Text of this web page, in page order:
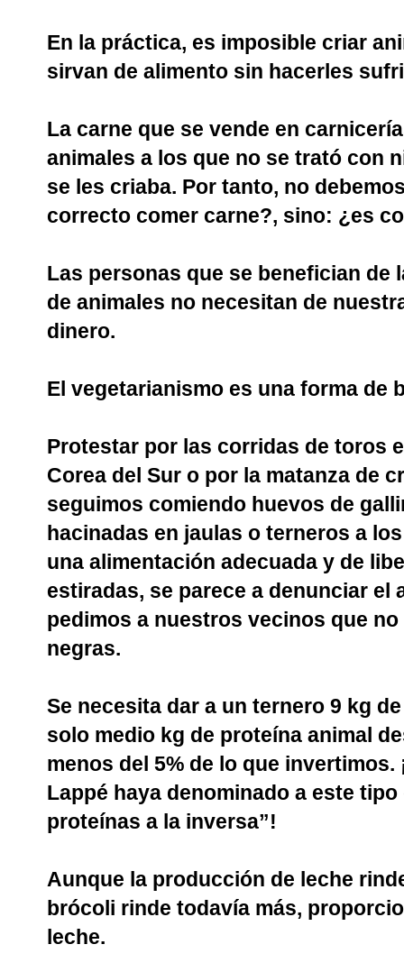
En la práctica, es imposible criar
sirvan de alimento sin hacerles
La carne que se vende en
animales a los que no se trató con
se les criaba. Por tanto, no
correcto comer carne?, sino: ¿es
Las personas que se benefician
de animales no necesitan de
dinero.
El vegetarianismo es una forma de
Protestar por las corridas de toros
Corea del Sur o por la matanza de
seguimos comiendo huevos de
hacinadas en jaulas o terneros a
una alimentación adecuada y de
estiradas, se parece a denunciar el
pedimos a nuestros vecinos que
negras.
Se necesita dar a un ternero 9 kg
solo medio kg de proteína animal
menos del 5% de lo que
Lappé haya denominado a este
proteínas a la inversa”!
Aunque la producción de leche
brócoli rinde todavía más,
leche.